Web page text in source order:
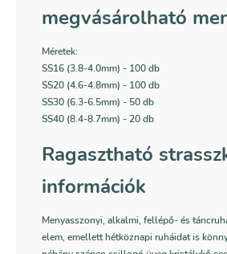
megvásárolható
Méretek:
SS16 (3.8-4.0mm) - 100 db
SS20 (4.6-4.8mm) - 100 db
SS30 (6.3-6.5mm) - 50 db
SS40 (8.4-8.7mm) - 20 db
Ragasztható
információk
Menyasszonyi, alkalmi, fellépő- és
elem, emellett hétköznapi ruháidat is